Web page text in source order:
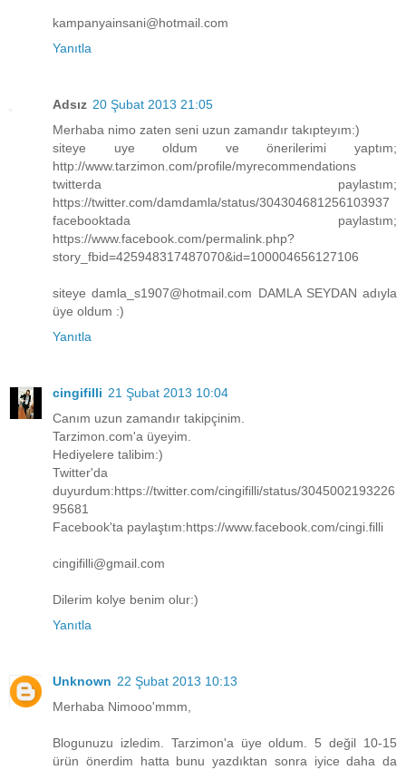
kampanyainsani@hotmail.com
Yanıtla
Adsız 20 Şubat 2013 21:05
Merhaba nimo zaten seni uzun zamandır takıpteyım:)
siteye uye oldum ve önerilerimi yaptım;
http://www.tarzimon.com/profile/myrecommendations
twitterda paylastım;
https://twitter.com/damdamla/status/304304681256103937
facebooktada paylastım;
https://www.facebook.com/permalink.php?
story_fbid=425948317487070&id=100004656127106
siteye damla_s1907@hotmail.com DAMLA SEYDAN adıyla
üye oldum :)
Yanıtla
cingifilli 21 Şubat 2013 10:04
Canım uzun zamandır takipçinim.
Tarzimon.com'a üyeyim.
Hediyelere talibim:)
Twitter'da
duyurdum:https://twitter.com/cingifilli/status/3045002193226
95681
Facebook'ta paylaştım:https://www.facebook.com/cingi.filli
cingifilli@gmail.com
Dilerim kolye benim olur:)
Yanıtla
Unknown 22 Şubat 2013 10:13
Merhaba Nimooo'mmm,
Blogunuzu izledim. Tarzimon'a üye oldum. 5 değil 10-15
ürün önerdim hatta bunu yazdıktan sonra iyice daha da